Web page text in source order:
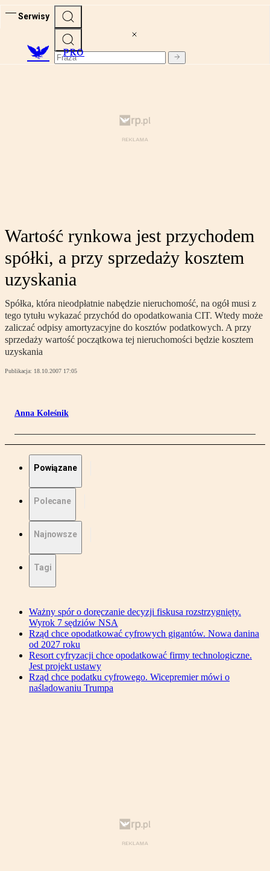
Serwisy
PRO
Wartość rynkowa jest przychodem
spółki, a przy sprzedaży kosztem
uzyskania
Spółka, która nieodpłatnie nabędzie nieruchomość, na ogół musi z
tego tytułu wykazać przychód do opodatkowania CIT. Wtedy może
zaliczać odpisy amortyzacyjne do kosztów podatkowych. A przy
sprzedaży wartość początkowa tej nieruchomości będzie kosztem
uzyskania
Publikacja: 18.10.2007 17:05
Anna Koleśnik
Powiązane
Polecane
Najnowsze
Tagi
Ważny spór o doręczanie decyzji fiskusa rozstrzygnięty.
Wyrok 7 sędziów NSA
Rząd chce opodatkować cyfrowych gigantów. Nowa danina
od 2027 roku
Resort cyfryzacji chce opodatkować firmy technologiczne.
Jest projekt ustawy
Rząd chce podatku cyfrowego. Wicepremier mówi o
naśladowaniu Trumpa